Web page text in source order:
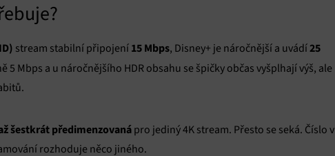
stream stabilní připojení 15 Mbps, Disney+ je náročnější a uvádí 25
Mbps a u náročnějšího HDR obsahu se špičky občas vyšplhají výš, ale
šestkrát předimenzovaná pro jediný 4K stream. Přesto se seká. Číslo v
rozhoduje něco jiného.